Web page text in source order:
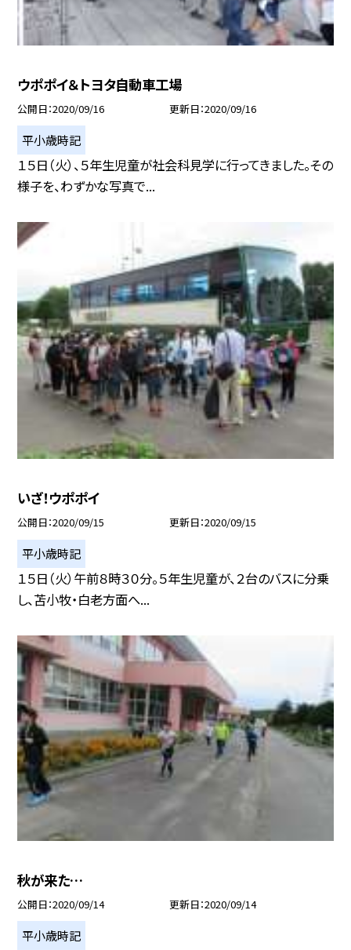
ウポポイ＆トヨタ自動車工場
公開日 2020/09/16 更新日 2020/09/16
平小歳時記
１５日（火）、５年生児童が社会科見学に行ってきました。その
様子を、わずかな写真で...
いざ！ウポポイ
公開日 2020/09/15 更新日 2020/09/15
平小歳時記
１５日（火）午前８時３０分。５年生児童が、２台のバスに分乗
し、苫小牧・白老方面へ...
秋が来た…
公開日 2020/09/14 更新日 2020/09/14
平小歳時記